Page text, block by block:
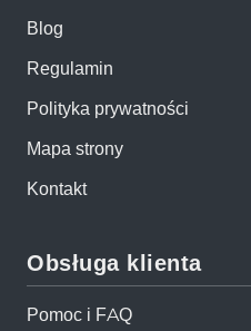
Blog
Regulamin
Polityka prywatności
Mapa strony
Kontakt
Obsługa klienta
Pomoc i FAQ